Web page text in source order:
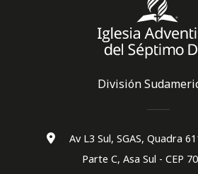
División
Av L3 Sul, SGAS, Quadra
Parte C, Asa Sul - CEP